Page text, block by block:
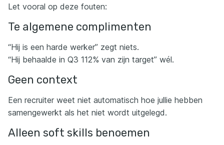
Let vooral op deze fouten:
Te algemene complimenten
“Hij is een harde werker” zegt niets.
“Hij behaalde in Q3 112% van zijn target” wél.
Geen context
Een recruiter weet niet automatisch hoe jullie hebben
samengewerkt als het niet wordt uitgelegd.
Alleen soft skills benoemen